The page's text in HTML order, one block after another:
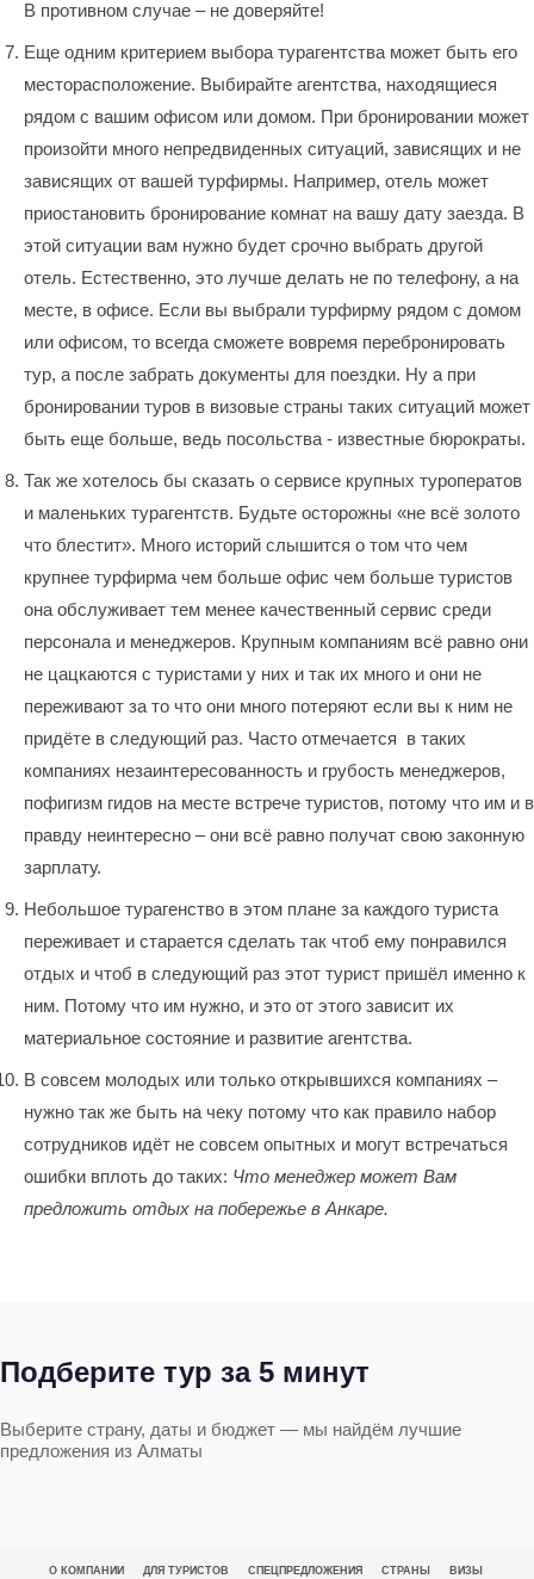
В противном случае – не доверяйте!
Еще одним критерием выбора турагентства может быть его
месторасположение. Выбирайте агентства, находящиеся
рядом с вашим офисом или домом. При бронировании может
произойти много непредвиденных ситуаций, зависящих и не
зависящих от вашей турфирмы. Например, отель может
приостановить бронирование комнат на вашу дату заезда. В
этой ситуации вам нужно будет срочно выбрать другой
отель. Естественно, это лучше делать не по телефону, а на
месте, в офисе. Если вы выбрали турфирму рядом с домом
или офисом, то всегда сможете вовремя перебронировать
тур, а после забрать документы для поездки. Ну а при
бронировании туров в визовые страны таких ситуаций может
быть еще больше, ведь посольства - известные бюрократы.
Так же хотелось бы сказать о сервисе крупных туроператов
и маленьких турагентств. Будьте осторожны «не всё золото
что блестит». Много историй слышится о том что чем
крупнее турфирма чем больше офис чем больше туристов
она обслуживает тем менее качественный сервис среди
персонала и менеджеров. Крупным компаниям всё равно они
не цацкаются с туристами у них и так их много и они не
переживают за то что они много потеряют если вы к ним не
придёте в следующий раз. Часто отмечается в таких
компаниях незаинтересованность и грубость менеджеров,
пофигизм гидов на месте встрече туристов, потому что им и в
правду неинтересно – они всё равно получат свою законную
зарплату.
Небольшое турагенство в этом плане за каждого туриста
переживает и старается сделать так чтоб ему понравился
отдых и чтоб в следующий раз этот турист пришёл именно к
ним. Потому что им нужно, и это от этого зависит их
материальное состояние и развитие агентства.
В совсем молодых или только открывшихся компаниях –
нужно так же быть на чеку потому что как правило набор
сотрудников идёт не совсем опытных и могут встречаться
ошибки вплоть до таких: Что менеджер может Вам
предложить отдых на побережье в Анкаре.
Подберите тур за 5 минут
Выберите страну, даты и бюджет — мы найдём лучшие
предложения из Алматы
О КОМПАНИИ ДЛЯ ТУРИСТОВ СПЕЦПРЕДЛОЖЕНИЯ СТРАНЫ ВИЗЫ